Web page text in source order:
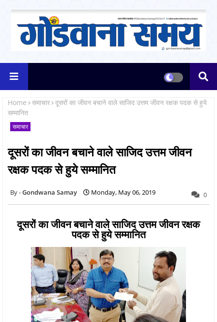
Home समाचार दूसरों का जीवन बचाने वाले साजिद उत्तम जीवन रक्षक पदक से हुये
सम्मानित
समाचार
दूसरों का जीवन बचाने वाले साजिद उत्तम जीवन
रक्षक पदक से हुये सम्मानित
Gondwana Samay Monday, May 06, 2019 0
दूसरों का जीवन बचाने वाले साजिद उत्तम जीवन रक्षक
पदक से हुये सम्मानित